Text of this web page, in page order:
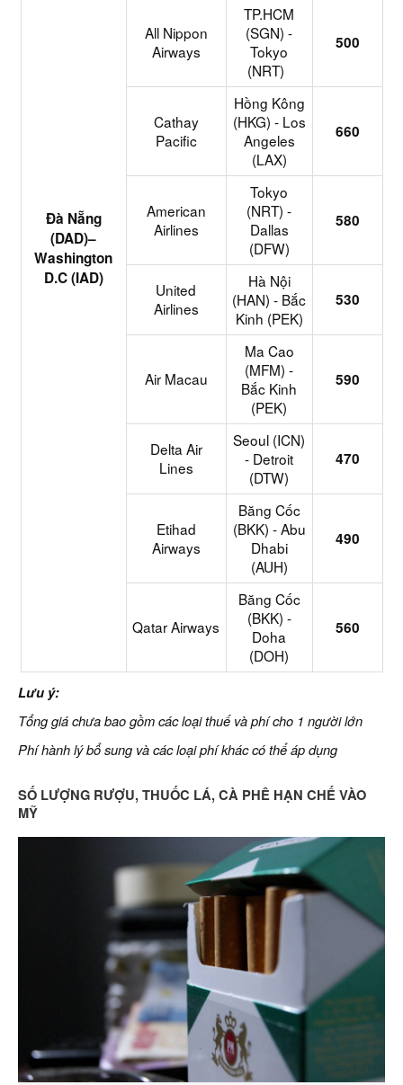
Đà Nẵng
(DAD)–
Washington
D.C (IAD)
All Nippon
Airways
TP.HCM
(SGN) -
Tokyo
(NRT)
500
Cathay
Pacific
Hồng Kông
(HKG) - Los
Angeles
(LAX)
660
American
Airlines
Tokyo
(NRT) -
Dallas
(DFW)
580
United
Airlines
Hà Nội
(HAN) - Bắc
Kinh (PEK)
530
Air Macau
Ma Cao
(MFM) -
Bắc Kinh
(PEK)
590
Delta Air
Lines
Seoul (ICN)
- Detroit
(DTW)
470
Etihad
Airways
Băng Cốc
(BKK) - Abu
Dhabi
(AUH)
490
Qatar Airways
Băng Cốc
(BKK) -
Doha
(DOH)
560
Lưu ý:
Tổng giá chưa bao gồm các loại thuế và phí cho 1 người lớn
Phí hành lý bổ sung và các loại phí khác có thể áp dụng
SỐ LƯỢNG RƯỢU, THUỐC LÁ, CÀ PHÊ HẠN CHẾ VÀO
MỸ